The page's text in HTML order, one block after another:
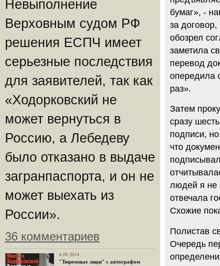
Невыполнение
Верховным судом РФ
решения ЕСПЧ имеет
серьезные последствия
для заявителей, так как
«Ходорковский не
может вернуться в
Россию, а Лебедеву
было отказано в выдаче
загранпаспорта, и он не
может выехать из
России».
36 комментариев
4.09.2014
"Тюремные люди" с автографом
бумаг», -
за
обозрел
заметила
перевод
опередила
раз».
Затем
сразу
подписи,
что
людей я не
отвечала
Схожие
Полистав
Очередь